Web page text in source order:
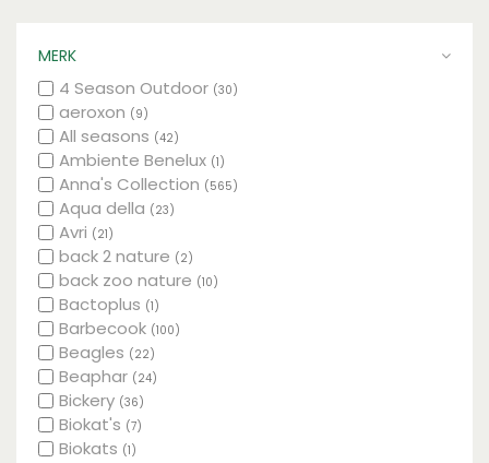
MERK
4 Season Outdoor (30)
aeroxon (9)
All seasons (42)
Ambiente Benelux (1)
Anna's Collection (565)
Aqua della (23)
Avri (21)
back 2 nature (2)
back zoo nature (10)
Bactoplus (1)
Barbecook (100)
Beagles (22)
Beaphar (24)
Bickery (36)
Biokat's (7)
Biokats (1)